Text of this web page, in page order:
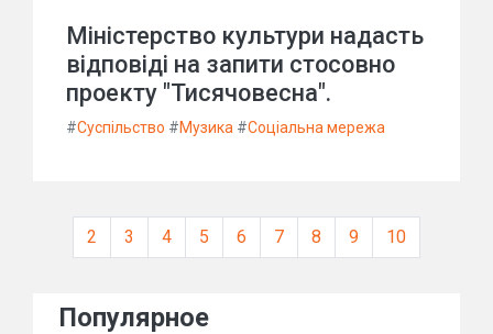
Міністерство культури надасть
відповіді на запити стосовно
проекту "Тисячовесна".
#Суспільство #Музика #Соціальна мережа
2 3 4 5 6 7 8 9 10
Популярное